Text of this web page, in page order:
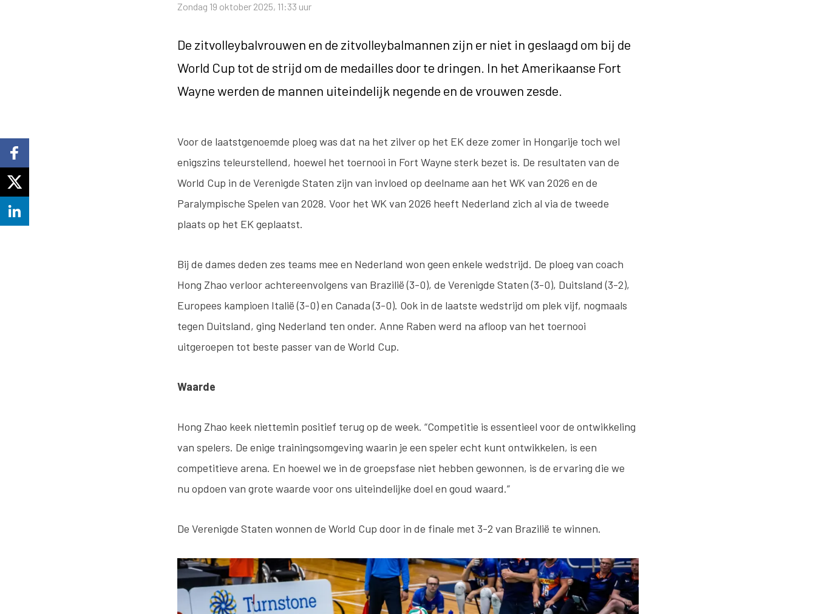
Zondag 19 oktober 2025, 11:33 uur
De zitvolleybalvrouwen en de zitvolleybalmannen zijn er niet in geslaagd om bij de
World Cup tot de strijd om de medailles door te dringen. In het Amerikaanse Fort
Wayne werden de mannen uiteindelijk negende en de vrouwen zesde.
Voor de laatstgenoemde ploeg was dat na het zilver op het EK deze zomer in Hongarije toch wel
enigszins teleurstellend, hoewel het toernooi in Fort Wayne sterk bezet is. De resultaten van de
World Cup in de Verenigde Staten zijn van invloed op deelname aan het WK van 2026 en de
Paralympische Spelen van 2028. Voor het WK van 2026 heeft Nederland zich al via de tweede
plaats op het EK geplaatst.
Bij de dames deden zes teams mee en Nederland won geen enkele wedstrijd. De ploeg van coach
Hong Zhao verloor achtereenvolgens van Brazilië (3-0), de Verenigde Staten (3-0), Duitsland (3-2),
Europees kampioen Italië (3-0) en Canada (3-0). Ook in de laatste wedstrijd om plek vijf, nogmaals
tegen Duitsland, ging Nederland ten onder. Anne Raben werd na afloop van het toernooi
uitgeroepen tot beste passer van de World Cup.
Waarde
Hong Zhao keek niettemin positief terug op de week. “Competitie is essentieel voor de ontwikkeling
van spelers. De enige trainingsomgeving waarin je een speler echt kunt ontwikkelen, is een
competitieve arena. En hoewel we in de groepsfase niet hebben gewonnen, is de ervaring die we
nu opdoen van grote waarde voor ons uiteindelijke doel en goud waard.”
De Verenigde Staten wonnen de World Cup door in de finale met 3-2 van Brazilië te winnen.